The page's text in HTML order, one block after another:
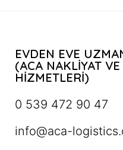
EVDEN EVE
(ACA NAKLİYAT
HİZMETLERİ)
0 539 472 90 47
info@aca-